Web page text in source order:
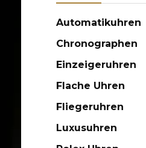
Automatikuhren
Chronographen
Einzeigeruhren
Flache Uhren
Fliegeruhren
Luxusuhren